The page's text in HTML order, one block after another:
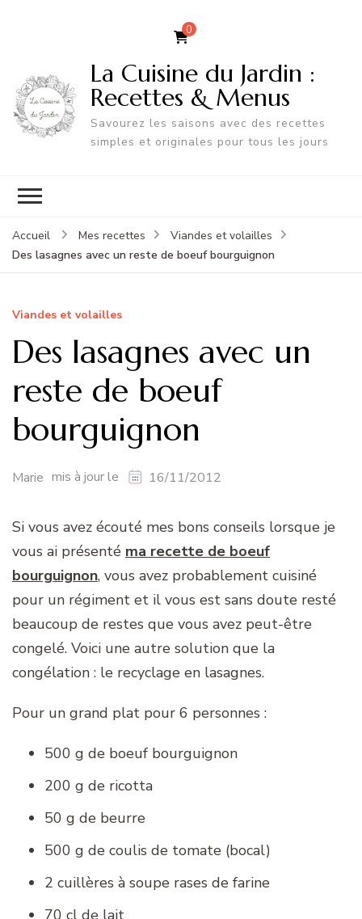
0
La Cuisine du Jardin :
Recettes & Menus
Savourez les saisons avec des recettes
simples et originales pour tous les jours
Accueil Mes recettes
Viandes et volailles
Des lasagnes avec un reste de boeuf bourguignon
Viandes et volailles
Des lasagnes avec un
reste de boeuf
bourguignon
Marie mis à jour le 16/11/2012
Si vous avez écouté mes bons conseils lorsque je
vous ai présenté ma recette de boeuf
bourguignon, vous avez probablement cuisiné
pour un régiment et il vous est sans doute resté
beaucoup de restes que vous avez peut-être
congelé. Voici une autre solution que la
congélation : le recyclage en lasagnes.
Pour un grand plat pour 6 personnes :
500 g de boeuf bourguignon
200 g de ricotta
50 g de beurre
500 g de coulis de tomate (bocal)
2 cuillères à soupe rases de farine
70 cl de lait